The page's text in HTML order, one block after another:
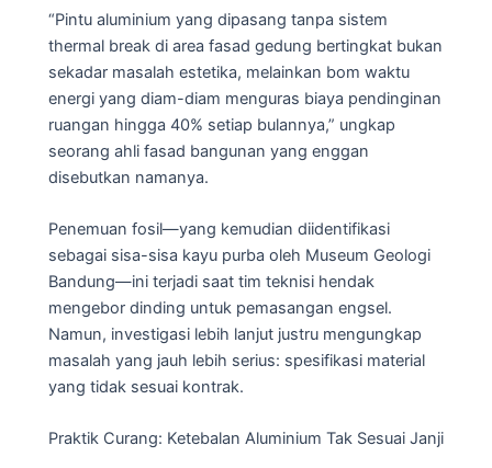
“Pintu aluminium yang dipasang tanpa sistem
thermal break di area fasad gedung bertingkat bukan
sekadar masalah estetika, melainkan bom waktu
energi yang diam-diam menguras biaya pendinginan
ruangan hingga 40% setiap bulannya,” ungkap
seorang ahli fasad bangunan yang enggan
disebutkan namanya.
Penemuan fosil—yang kemudian diidentifikasi
sebagai sisa-sisa kayu purba oleh Museum Geologi
Bandung—ini terjadi saat tim teknisi hendak
mengebor dinding untuk pemasangan engsel.
Namun, investigasi lebih lanjut justru mengungkap
masalah yang jauh lebih serius: spesifikasi material
yang tidak sesuai kontrak.
Praktik Curang: Ketebalan Aluminium Tak Sesuai Janji